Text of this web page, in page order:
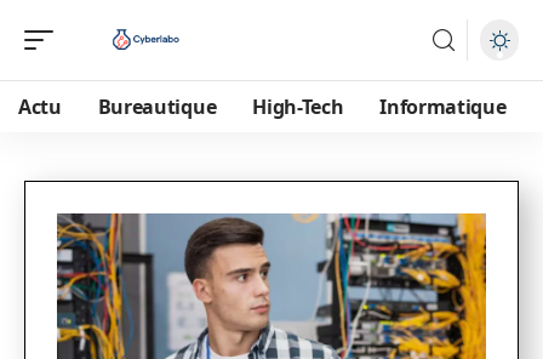
Actu Bureautique High-Tech Informatique